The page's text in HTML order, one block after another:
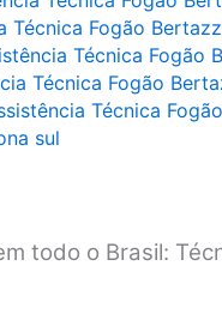
Técnica Fogão
Técnica Fogão
Técnica Fogão
Técnica Fogão
sul
todo o Brasil: